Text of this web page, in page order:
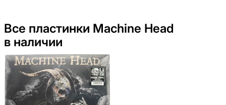
Все пластинки Machine Head
в наличии